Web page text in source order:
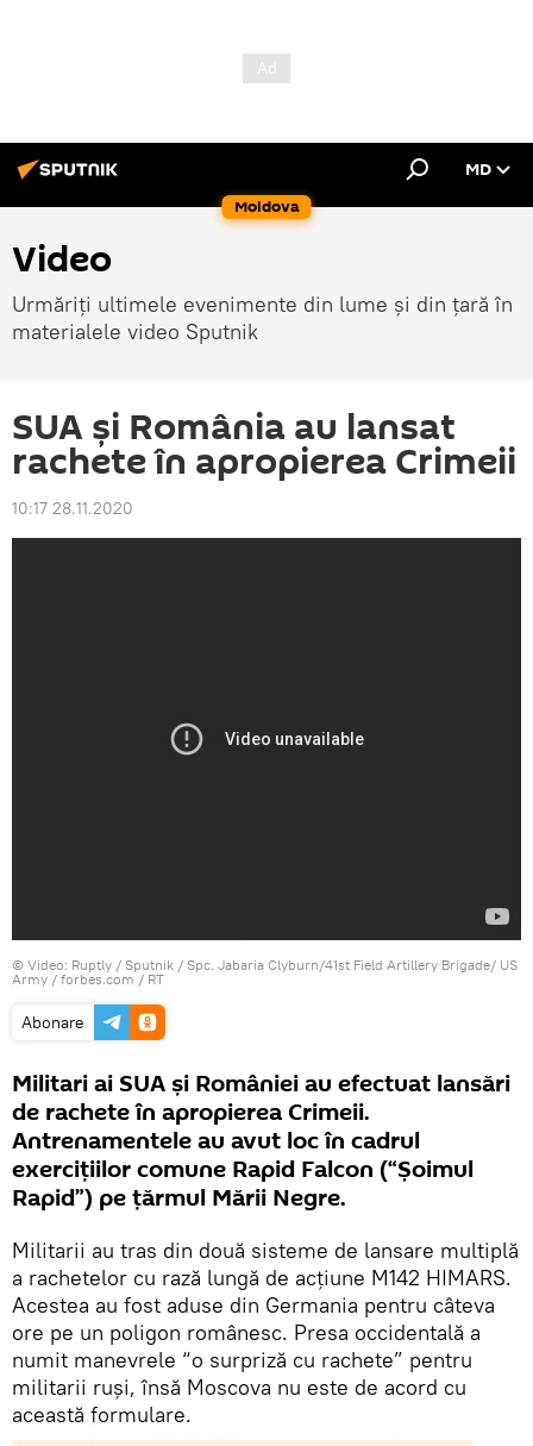
Moldova
MD
Video
Urmăriți ultimele evenimente din lume și din țară în
materialele video Sputnik
SUA și România au lansat
rachete în apropierea Crimeii
10:17 28.11.2020
© Video: Ruptly / Sputnik / Spc. Jabaria Clyburn/41st Field Artillery Brigade/ US
Army / forbes.com / RT
Abonare
Militari ai SUA și României au efectuat lansări
de rachete în apropierea Crimeii.
Antrenamentele au avut loc în cadrul
exercițiilor comune Rapid Falcon (“Șoimul
Rapid”) pe țărmul Mării Negre.
Militarii au tras din două sisteme de lansare multiplă
a rachetelor cu rază lungă de acțiune M142 HIMARS.
Acestea au fost aduse din Germania pentru câteva
ore pe un poligon românesc. Presa occidentală a
numit manevrele “o surpriză cu rachete” pentru
militarii ruși, însă Moscova nu este de acord cu
această formulare.